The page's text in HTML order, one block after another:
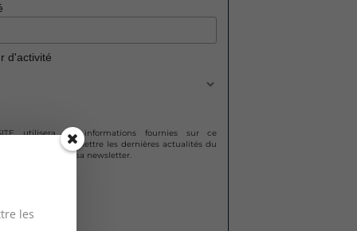
d'activité
utilisera les informations fournies sur ce
pour vous transmettre les dernières actualités du
Site ainsi que sa newsletter.
les